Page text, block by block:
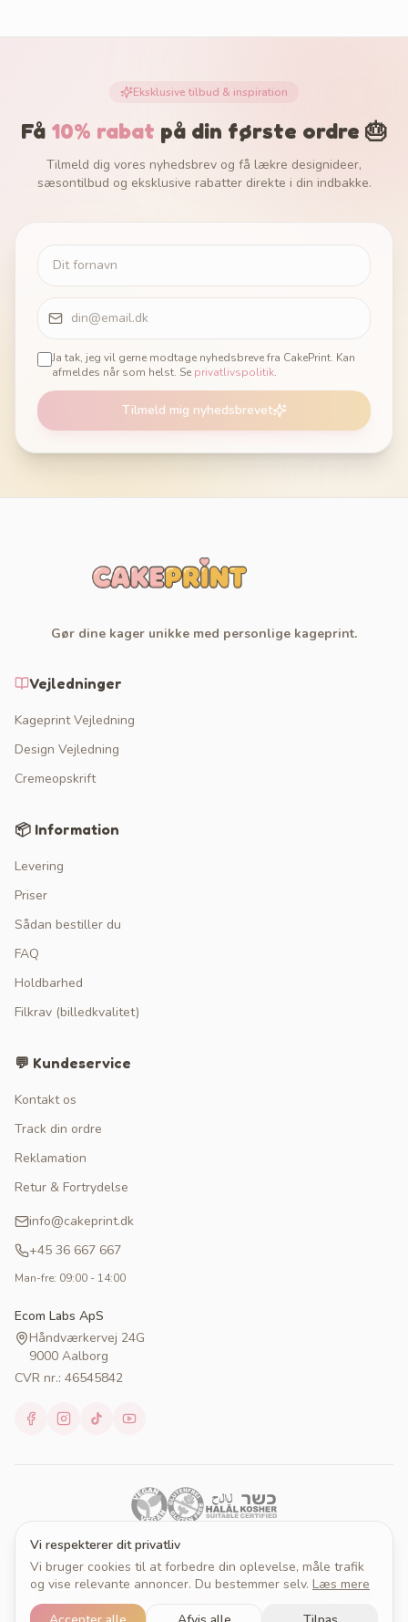
Vi respekterer dit privatliv
Vi bruger cookies til at forbedre din oplevelse, måle trafik
og vise relevante annoncer. Du bestemmer selv. Læs mere
Eksklusive tilbud & inspiration
Få 10% rabat på din første ordre 🎂
Tilmeld dig vores nyhedsbrev og få lækre designideer,
sæsontilbud og eksklusive rabatter direkte i din indbakke.
Ja tak, jeg vil gerne modtage nyhedsbreve fra CakePrint. Kan
afmeldes når som helst. Se privatlivspolitik.
Tilmeld mig nyhedsbrevet
Gør dine kager unikke med personlige kageprint.
Vejledninger
Kageprint Vejledning
Design Vejledning
Cremeopskrift
📦 Information
Levering
Priser
Sådan bestiller du
FAQ
Holdbarhed
Filkrav (billedkvalitet)
💬 Kundeservice
Kontakt os
Track din ordre
Reklamation
Retur & Fortrydelse
info@cakeprint.dk
+45 36 667 667
Man-fre: 09:00 - 14:00
Ecom Labs ApS
Håndværkervej 24G
9000 Aalborg
CVR nr.: 46545842
© 2026 Cakeprint. Alle rettigheder forbeholdes.
Om Cakeprint
PersondatapolitikCookies
Cookieindstillinger